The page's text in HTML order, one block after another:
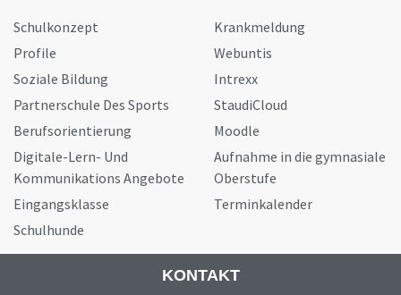
Schulkonzept
Profile
Soziale Bildung
Partnerschule Des Sports
Berufsorientierung
Digitale-Lern- Und
Kommunikations Angebote
Eingangsklasse
Schulhunde
Krankmeldung
Webuntis
Intrexx
StaudiCloud
Moodle
Aufnahme in die gymnasiale
Oberstufe
Terminkalender
KONTAKT